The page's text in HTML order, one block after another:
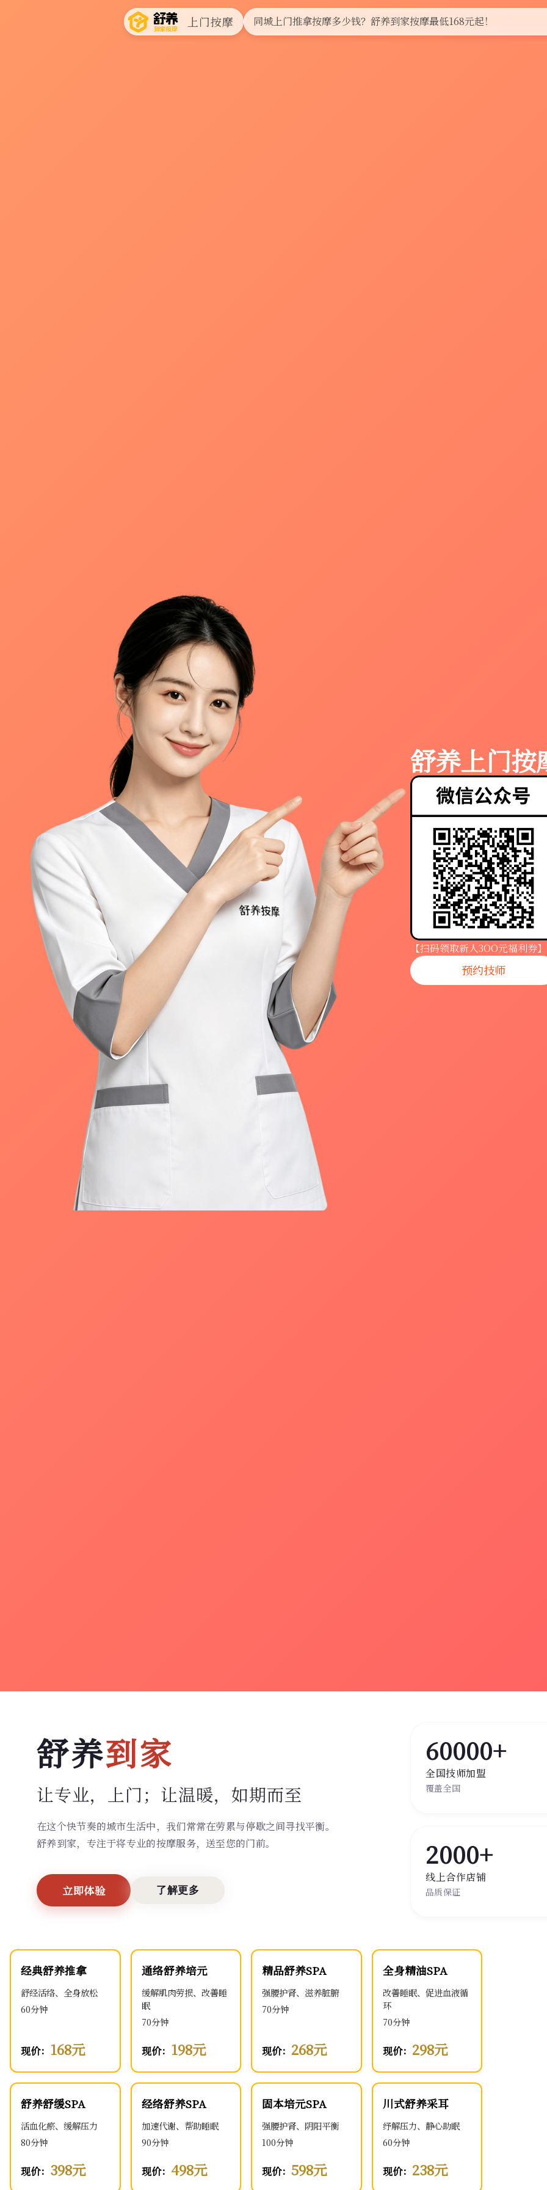
上门按摩 同城上门推拿按摩多少钱？舒养到家按摩最低168元起！
舒养上门按
【扫码领取新人3OO元福利券】
预约技师
舒养到家
让专业，上门； 让温暖，如期而至
在这个快节奏的城市生活中，我们常常在劳累与停歇之间寻找平衡。
舒养到家，专注于将专业的按摩服务，送至您的门前。
立即体验 了解更多
60000+
全国技师加盟
覆盖全国
2000+
线上合作店铺
品质保证
经典舒养推拿
舒经活络、全身放松
60分钟
现价： 168元
通络舒养培元
缓解肌肉劳损、改善睡
眠
70分钟
现价： 198元
精品舒养SPA
强腰护肾、滋养脏腑
70分钟
现价： 268元
全身精油SPA
改善睡眠、促进血液循
环
70分钟
现价： 298元
舒养舒缓SPA
活血化瘀、缓解压力
80分钟
现价： 398元
经络舒养SPA
加速代谢、帮助睡眠
90分钟
现价： 498元
固本培元SPA
强腰护肾、阴阳平衡
100分钟
现价：598元
川式舒养采耳
纾解压力、静心助眠
60分钟
现价： 238元